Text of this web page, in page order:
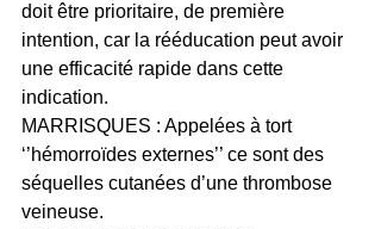
doit être prioritaire, de première
intention, car la rééducation peut avoir
une efficacité rapide dans cette
indication.
MARRISQUES : Appelées à tort
‘’hémorroïdes externes’’ ce sont des
séquelles cutanées d’une thrombose
veineuse.